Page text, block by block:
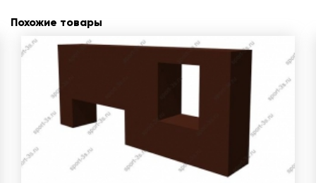
Похожие товары